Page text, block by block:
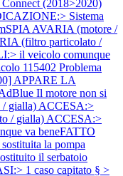
(2018>2020)
Sistema
AVARIA (motore /
(filtro particolato /
il veicolo comunque
115402 Problema
APPARE LA
Il motore non si
/ gialla) ACCESA:>
/ gialla) ACCESA:>
va beneFATTO
la pompa
il serbatoio
1 caso capitato § >